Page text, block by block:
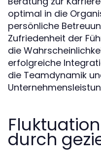
optimal in die
persönliche
Zufriedenheit der
die
erfolgreiche
die Teamdynamik
durch